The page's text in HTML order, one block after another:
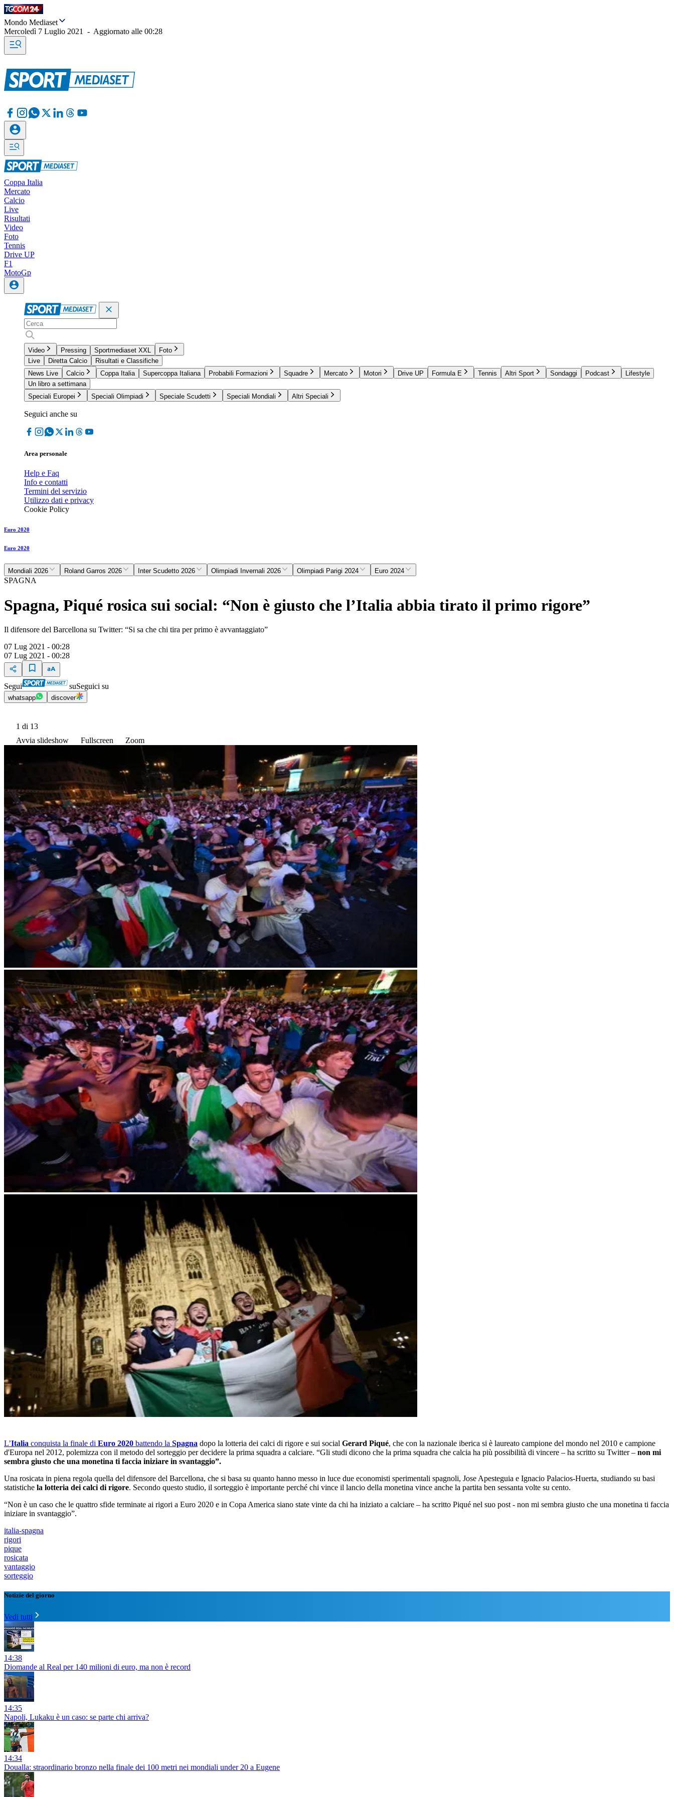
Mondo Mediaset
Mercoledì 7 Luglio 2021
- Aggiornato alle 00:28
Coppa Italia
Mercato
Calcio
Live
Risultati
Video
Foto
Tennis
Drive UP
F1
MotoGp
Video Pressing Sportmediaset XXL
Foto
Live
Diretta Calcio
Risultati e Classifiche
News Live
Calcio Coppa Italia Supercoppa Italiana Probabili Formazioni Squadre Mercato Motori Drive UP Formula E Tennis Altri Sport Sondaggi Podcast
Lifestyle
Un libro a settimana
Speciali Europei
Speciali Olimpiadi Speciale Scudetti Speciali Mondiali Altri Speciali
Seguici anche su
Area personale
Help e Faq
Info e contatti
Termini del servizio
Utilizzo dati e privacy
Cookie Policy
Euro 2020
Euro 2020
Mondiali 2026 Roland Garros 2026 Inter Scudetto 2026 Olimpiadi Invernali 2026 Olimpiadi Parigi 2024 Euro 2024
SPAGNA
Spagna, Piqué rosica sui social: “Non è giusto che l’Italia abbia tirato il primo rigore”
Il difensore del Barcellona su Twitter: “Si sa che chi tira per primo è avvantaggiato”
07 Lug 2021 - 00:28
07 Lug 2021 - 00:28
Segui suSeguici su
whatsapp discover
1 di 13
Avvia slideshow
Fullscreen Zoom
L’Italia conquista la finale di Euro 2020 battendo la Spagna dopo la lotteria dei calci di rigore e sui social Gerard Piqué, che con la nazionale iberica si è laureato campione del mondo nel 2010 e campione
d'Europa nel 2012, polemizza con il metodo del sorteggio per decidere la prima squadra a calciare. “Gli studi dicono che la prima squadra che calcia ha più possibilità di vincere – ha scritto su Twitter – non mi
sembra giusto che una monetina ti faccia iniziare in svantaggio”.
Una rosicata in piena regola quella del difensore del Barcellona, che si basa su quanto hanno messo in luce due economisti sperimentali spagnoli, Jose Apesteguia e Ignacio Palacios-Huerta, studiando su basi
statistiche la lotteria dei calci di rigore. Secondo questo studio, il sorteggio è importante perché chi vince il lancio della monetina vince anche la partita ben sessanta volte su cento.
“Non è un caso che le quattro sfide terminate ai rigori a Euro 2020 e in Copa America siano state vinte da chi ha iniziato a calciare – ha scritto Piqué nel suo post - non mi sembra giusto che una monetina ti faccia
iniziare in svantaggio”.
italia-spagna
rigori
pique
rosicata
vantaggio
sorteggio
Notizie del giorno
Vedi tutti
14:38
Diomande al Real per 140 milioni di euro, ma non è record
14:35
Napoli, Lukaku è un caso: se parte chi arriva?
14:34
Doualla: straordinario bronzo nella finale dei 100 metri nei mondiali under 20 a Eugene